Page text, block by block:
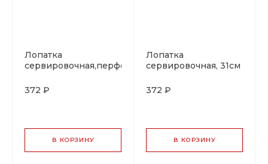
Лопатка
сервировочная,перфорированная
372 ₽
В КОРЗИНУ
Лопатка
сервировочная, 31см
372 ₽
В КОРЗИНУ